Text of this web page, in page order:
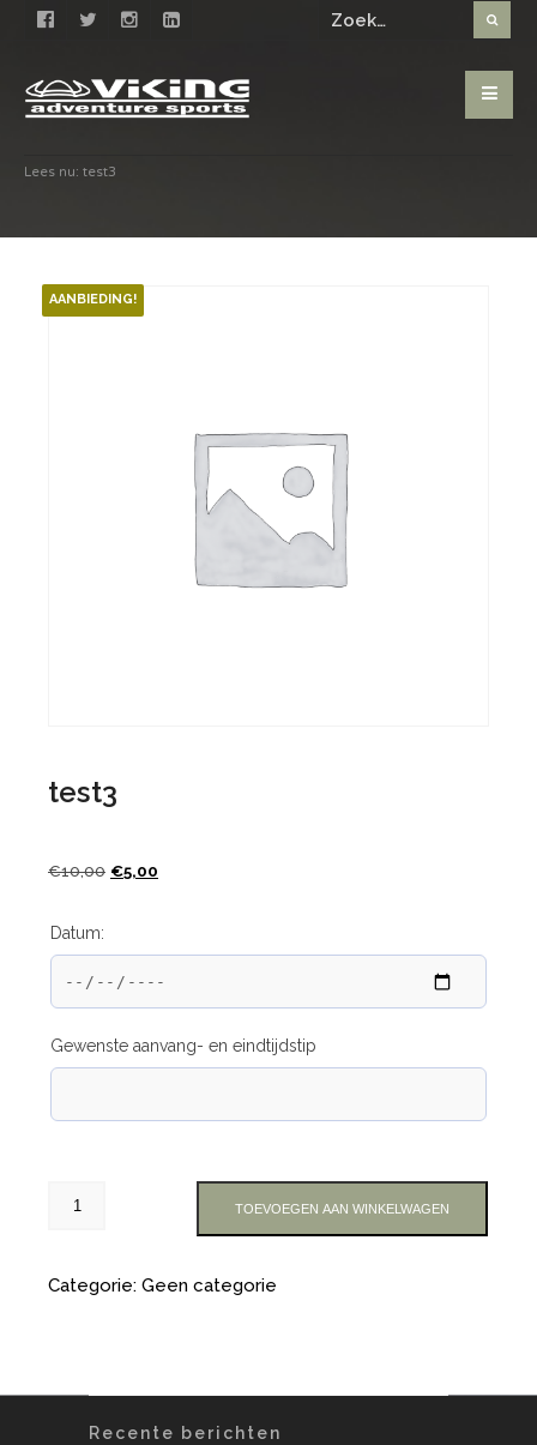
Lees nu: test3
AANBIEDING!
test3
€10,00 €5,00
Datum:
Gewenste aanvang- en eindtijdstip
TOEVOEGEN AAN WINKELWAGEN
Categorie: Geen categorie
Recente berichten